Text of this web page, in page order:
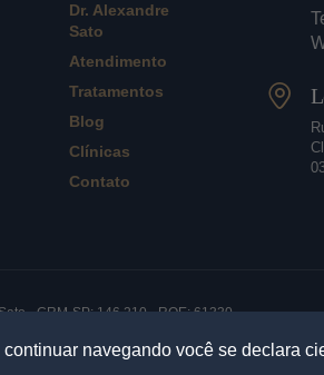
navegando você se declara
Dr. Alexandre
Sato
Atendimento
Tratamentos
Blog
Clínicas
Contato
- CRM-SP: 146.210 - RQE: 61330.